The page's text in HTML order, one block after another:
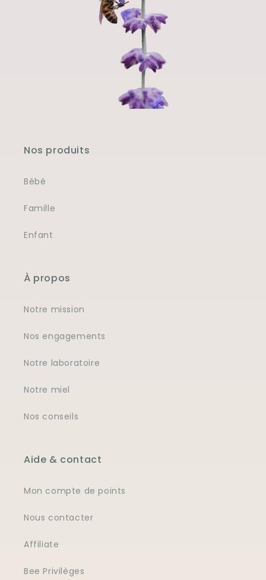
Nos produits
Bébé
Famille
Enfant
À propos
Notre mission
Nos engagements
Notre laboratoire
Notre miel
Nos conseils
Aide & contact
Mon compte de points
Nous contacter
Affiliate
Bee Privilèges